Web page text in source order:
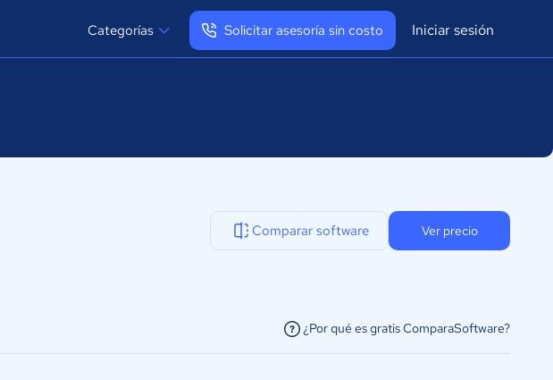
Categorías Solicitar asesoría sin costo Iniciar sesión
Comparar software Ver precio
¿Por qué es gratis ComparaSoftware?